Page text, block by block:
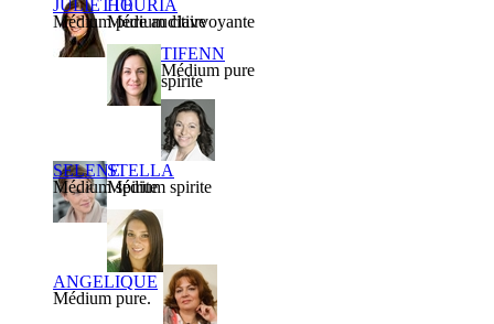
JULIETTE
Médium pure auditive
HOURIA
Médium clairvoyante
TIFENN
Médium pure
spirite
SELENE
Médium spirite
STELLA
Médium spirite
ANGELIQUE
Médium pure.